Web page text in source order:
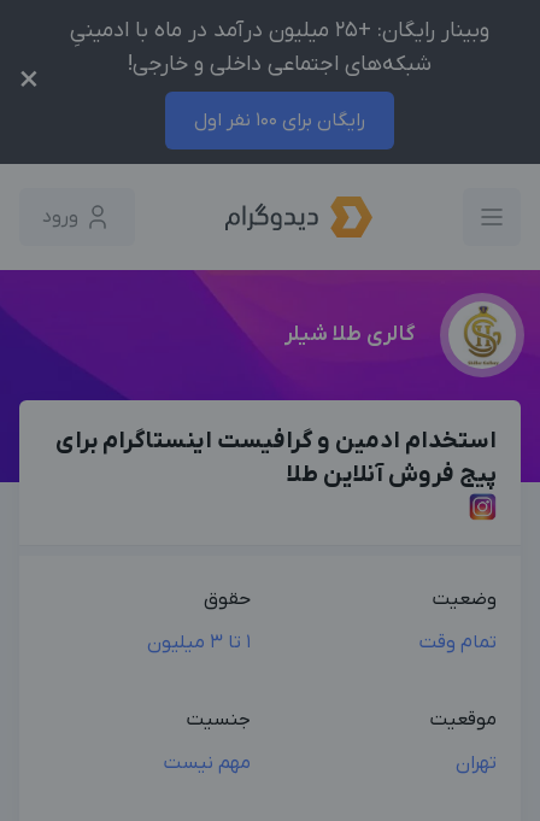
وبینار رایگان: +25 میلیون درآمد در ماه با ادمینیِ
شبکه‌های اجتماعی داخلی و خارجی!
رایگان برای 100 نفر اول
×
ورود
گالری طلا شیلر
استخدام ادمین و گرافیست اینستاگرام برای
پیج فروش آنلاین طلا
وضعیت
تمام وقت
حقوق
1 تا 3 میلیون
موقعیت
تهران
جنسیت
مهم نیست